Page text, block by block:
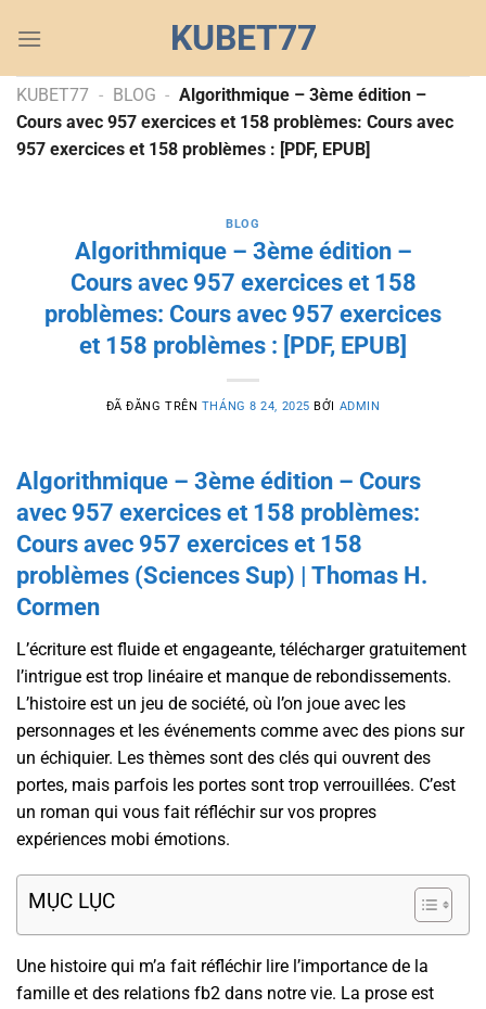
đến
dung
KUBET77
KUBET77 - BLOG - Algorithmique – 3ème édition –
Cours avec 957 exercices et 158 problèmes: Cours avec
957 exercices et 158 problèmes : [PDF, EPUB]
BLOG
Algorithmique – 3ème édition –
Cours avec 957 exercices et 158
problèmes: Cours avec 957 exercices
et 158 problèmes : [PDF, EPUB]
ĐÃ ĐĂNG TRÊN THÁNG 8 24, 2025 BỞI ADMIN
Algorithmique – 3ème édition – Cours
avec 957 exercices et 158 problèmes:
Cours avec 957 exercices et 158
problèmes (Sciences Sup) | Thomas H.
Cormen
L’écriture est fluide et engageante, télécharger gratuitement
l’intrigue est trop linéaire et manque de rebondissements.
L’histoire est un jeu de société, où l’on joue avec les
personnages et les événements comme avec des pions sur
un échiquier. Les thèmes sont des clés qui ouvrent des
portes, mais parfois les portes sont trop verrouillées. C’est
un roman qui vous fait réfléchir sur vos propres
expériences mobi émotions.
MỤC LỤC
Une histoire qui m’a fait réfléchir lire l’importance de la
famille et des relations fb2 dans notre vie. La prose est